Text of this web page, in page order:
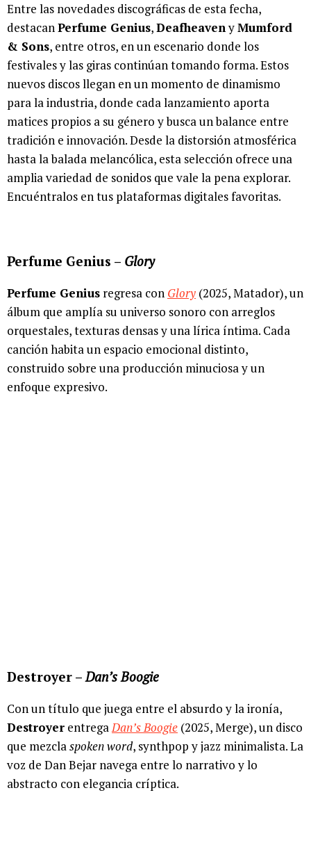
Entre las novedades discográficas de esta fecha,
destacanPerfume Genius,DeafheavenyMumford
& Sons, entre otros, en un escenario donde los
festivales y las giras continúan tomando forma. Estos
nuevos discos llegan en un momento de dinamismo
para la industria, donde cada lanzamiento aporta
matices propios a su género y busca un balance entre
tradición e innovación. Desde la distorsión atmosférica
hasta la balada melancólica, esta selección ofrece una
amplia variedad de sonidos que vale la pena explorar.
Encuéntralos en tus plataformas digitales favoritas.
Perfume Genius – Glory
Perfume Genius regresa con Glory (2025, Matador), un
álbum que amplía su universo sonoro con arreglos
orquestales, texturas densas y una lírica íntima. Cada
canción habita un espacio emocional distinto,
construido sobre una producción minuciosa y un
enfoque expresivo.
Destroyer –Dan’s Boogie
Con un título que juega entre el absurdo y la ironía,
Destroyer entregaDan’s Boogie (2025, Merge), un disco
que mezclaspoken word, synthpop y jazz minimalista. La
voz de Dan Bejar navega entre lo narrativo y lo
abstracto con elegancia críptica.